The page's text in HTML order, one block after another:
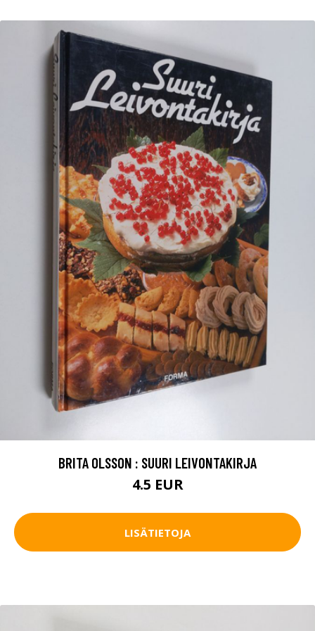
BRITA OLSSON : SUURI LEIVONTAKIRJA
4.5 EUR
LISÄTIETOJA